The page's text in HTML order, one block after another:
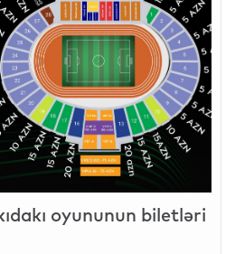
oyununun biletləri